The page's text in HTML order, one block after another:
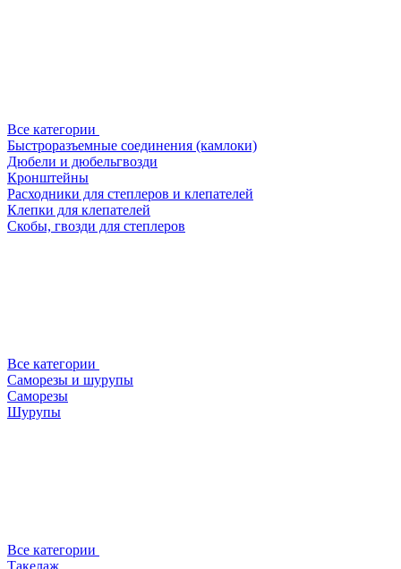
Все категории
Быстроразъемные соединения (камлоки)
Дюбели и дюбельгвозди
Кронштейны
Расходники для степлеров и клепателей
Клепки для клепателей
Скобы, гвозди для степлеров
Все категории
Саморезы и шурупы
Саморезы
Шурупы
Все категории
Такелаж